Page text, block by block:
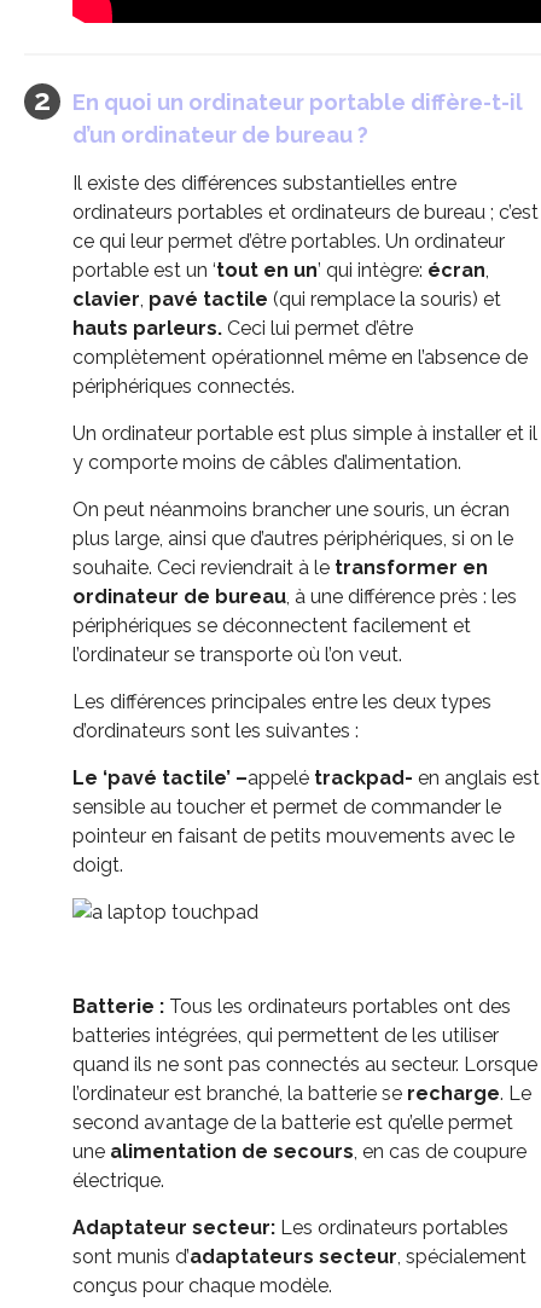
En quoi un ordinateur portable diffère-t-il
d’un ordinateur de bureau ?
Il existe des différences substantielles entre
ordinateurs portables et ordinateurs de bureau ; c’est
ce qui leur permet d’être portables. Un ordinateur
portable est un ‘tout en un’ qui intègre: écran,
clavier, pavé tactile (qui remplace la souris) et
hauts parleurs. Ceci lui permet d’être
complètement opérationnel même en l’absence de
périphériques connectés.
Un ordinateur portable est plus simple à installer et il
y comporte moins de câbles d’alimentation.
On peut néanmoins brancher une souris, un écran
plus large, ainsi que d’autres périphériques, si on le
souhaite. Ceci reviendrait à le transformer en
ordinateur de bureau, à une différence près : les
périphériques se déconnectent facilement et
l’ordinateur se transporte où l’on veut.
Les différences principales entre les deux types
d’ordinateurs sont les suivantes :
Le ‘pavé tactile’ –appelé trackpad- en anglais est
sensible au toucher et permet de commander le
pointeur en faisant de petits mouvements avec le
doigt.
Batterie : Tous les ordinateurs portables ont des
batteries intégrées, qui permettent de les utiliser
quand ils ne sont pas connectés au secteur. Lorsque
l’ordinateur est branché, la batterie se recharge. Le
second avantage de la batterie est qu’elle permet
une alimentation de secours, en cas de coupure
électrique.
Adaptateur secteur: Les ordinateurs portables
sont munis d’adaptateurs secteur, spécialement
conçus pour chaque modèle.